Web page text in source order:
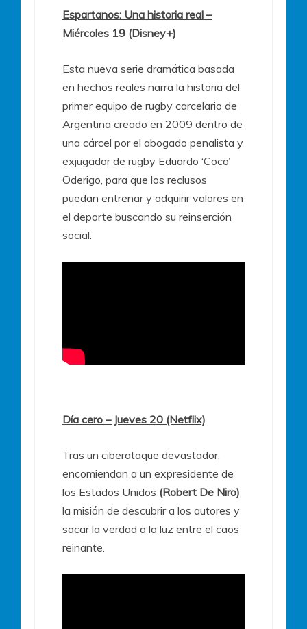
Espartanos: Una historia real –
Miércoles 19 (Disney+)
Esta nueva serie dramática basada
en hechos reales narra la historia del
primer equipo de rugby carcelario de
Argentina creado en 2009 dentro de
una cárcel por el abogado penalista y
exjugador de rugby Eduardo ‘Coco’
Oderigo, para que los reclusos
puedan entrenar y adquirir valores en
el deporte buscando su reinserción
social.
Día cero – Jueves 20 (Netflix)
Tras un ciberataque devastador,
encomiendan a un expresidente de
los Estados Unidos (Robert De Niro)
la misión de descubrir a los autores y
sacar la verdad a la luz entre el caos
reinante.